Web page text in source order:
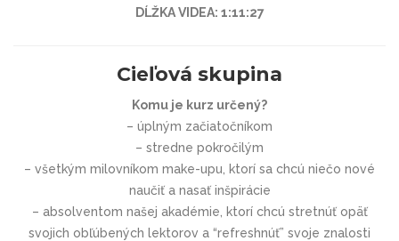
DĹŽKA VIDEA: 1:11:27
Cieľová skupina
Komu je kurz určený?
– úplným začiatočníkom
– stredne pokročilým
– všetkým milovníkom make-upu, ktorí sa chcú niečo nové
naučiť a nasať inšpirácie
– absolventom našej akadémie, ktorí chcú stretnúť opäť
svojich obľúbených lektorov a “refreshnúť” svoje znalosti